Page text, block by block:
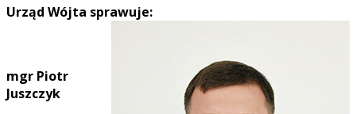
Urząd Wójta sprawuje:
mgr Piotr
Juszczyk